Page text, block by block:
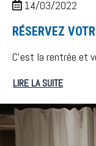
14/03/2022
RÉSERVEZ
C’est la rentrée et
LIRE LA SUITE